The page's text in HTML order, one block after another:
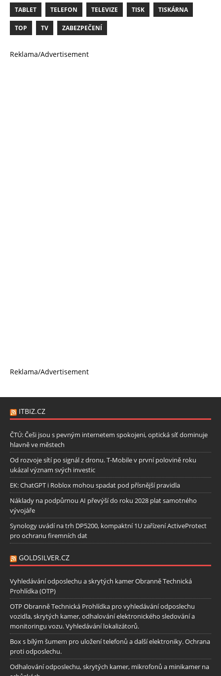
TABLET TELEFON TELEVIZE TISK TISKÁRNA
TOP TV ZABEZPEČENÍ
Reklama/Advertisement
Reklama/Advertisement
ITBIZ.CZ
ČTÚ: Češi jsou s pevným internetem spokojeni, optická síť dominuje
hlavně ve městech
Od rozvoje sítí po signál z dronu. T-Mobile v první polovině roku
ukázal význam svých investic
EK: ChatGPT i Roblox mohou spadat pod přísnější pravidla
Náklady na podpůrnou AI převýší do roku 2028 plat samotného
vývojáře
Synology uvádí na trh DP5200, kompaktní 1U zařízení ActiveProtect
pro ochranu firemních dat
GOLDSILVER.CZ
Vyhledávání odposlechu a skrytých kamer Obranně Technická
Prohlídka (OTP)
OTP Obranně Technická Prohlídka pro vyhledávání odposlechu
vozidla, skrytých kamer, odhalování elektronického sledování a
monitoringu vozu. Vyhledávání lokalizátorů.
Box s bílým šumem pro uložení telefonů a další elektroniky. Ochrana
proti odposlechu.
Odhalování odposlechu, skrytých kamer, mikrofonů a minikamer na